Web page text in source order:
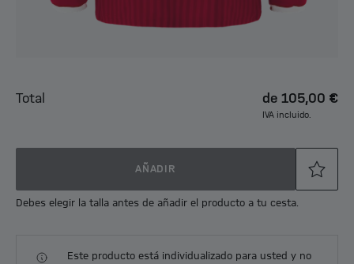
Total de 105,00 €
IVA incluido.
AÑADIR
Debes elegir la talla antes de añadir el producto a tu cesta.
Este producto está individualizado para usted y no